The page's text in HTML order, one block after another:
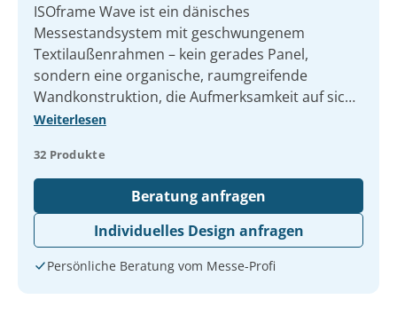
ISOframe Wave ist ein dänisches
Messestandsystem mit geschwungenem
Textilaußenrahmen – kein gerades Panel,
sondern eine organische, raumgreifende
Wandkonstruktion, die Aufmerksamkeit auf sich
zieht. Die einzelnen Segmente lassen sich in
kombinieren; Textildrucke werden durch
Tensionierung im Rahmen gehalten. Besonders
geeignet für Unternehmen, die auf Fachmessen
einen hochwertigen, unverwechselbaren Auftritt
wollen.
Weiterlesen
32 Produkte
Beratung anfragen
Individuelles Design anfragen
Persönliche Beratung vom Messe-Profi